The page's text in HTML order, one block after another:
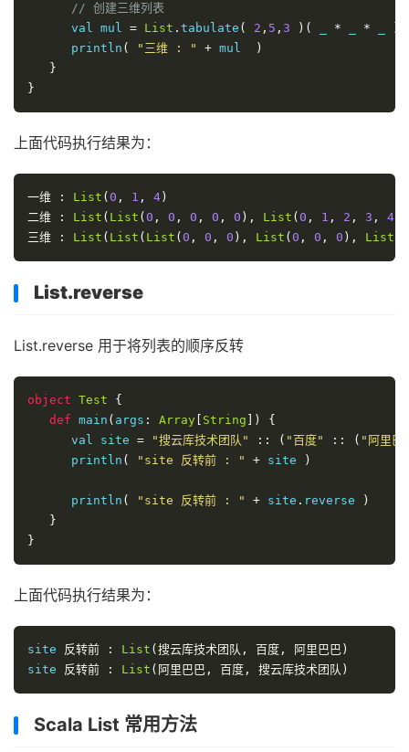
// 创建三维列表
      val mul
= List . tabulate ( 2 , 5 , 3 )( * *
      println
( "三维 : " + mul
)
}
}
上面代码执行结果为：
一维 : List ( 0 , 1 , 4 )
二维
: List ( List ( 0 , 0 , 0 , 0 , 0 ), List ( 0 , 1 , 2 , 3 , 4
三维
: List ( List ( List ( 0 , 0 , 0 ), List ( 0 , 0 , 0 ), List
List.reverse
List.reverse 用于将列表的顺序反转
object Test
{
def main ( args : Array String ])
{
      val site
= "搜云库技术团队" :: ( "百度" :: ( "阿里巴
      println
( "site 反转前 : " + site )
      println
( "site 反转前 : " + site . reverse
)
}
}
上面代码执行结果为：
site 反转前 : List (搜云库技术团队, 百度,
阿里巴巴)
site 反转前 : List (阿里巴巴, 百度, 搜云库技术团队)
Scala List 常用方法